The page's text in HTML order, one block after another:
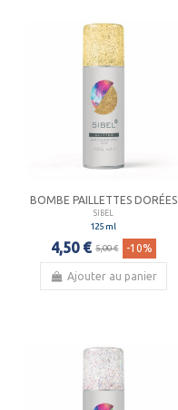
BOMBE PAILLETTES DORÉES
SIBEL
125 ml
4,50 € 5,00 € -10%
Ajouter au panier